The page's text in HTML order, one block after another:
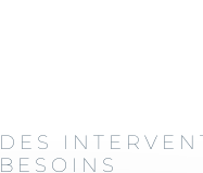
DES
BESOINS